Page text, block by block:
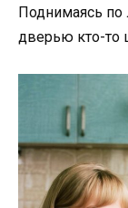
Поднимаясь по
дверью кто-то